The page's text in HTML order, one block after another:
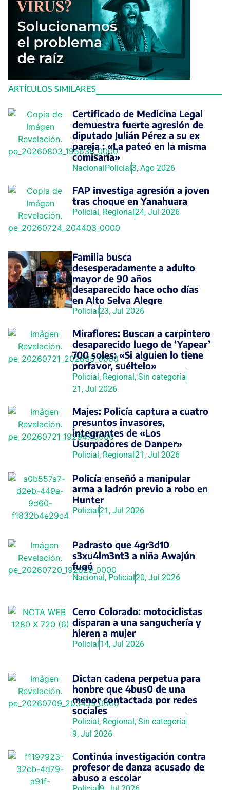
ARTÍCULOS SIMILARES
Certificado de Medicina Legal
demuestra fuerte agresión de
diputado Julián Pérez a su ex
pareja : «La pateó en la misma
comisaría»
NacionalPolicial3, Ago 2026
FAP investiga agresión a joven
tras choque en Yanahuara
Policial, Regional24, Jul 2026
Familia busca
desesperadamente a adulto
mayor de 90 años
desaparecido hace ocho días
en Alto Selva Alegre
Policial23, Jul 2026
Miraflores: Buscan a carpintero
desaparecido luego de ‘Yapear’
700 soles: «Si alguien lo tiene
porfavor, suéltelo»
Policial, Regional, Sin categoría
21, Jul 2026
Majes: Policía captura a cuatro
presuntos invasores,
integrantes de «Los
Usurpadores de Danper»
Policial, Regional21, Jul 2026
Policía enseñó a manipular
arma a ladrón previo a robo en
Hunter
Policial21, Jul 2026
Padrasto que 4gr3d10
s3xu4lm3nt3 a niña Awajún
fugó
Nacional, Policial20, Jul 2026
Cerro Colorado: motociclistas
disparan a una sanguchería y
hieren a mujer
Policial14, Jul 2026
Dictan cadena perpetua para
honbre que 4bus0 de una
menor contactada por redes
sociales
Policial, Regional, Sin categoría
9, Jul 2026
Continúa investigación contra
profesor de danza acusado de
abuso a escolar